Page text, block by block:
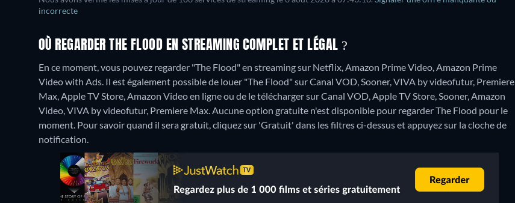
incorrecte
OÙ REGARDER THE FLOOD EN STREAMING COMPLET ET LÉGAL ?
En ce moment, vous pouvez regarder "The Flood" en streaming sur Netflix, Amazon Prime Video, Amazon Prime
Video with Ads. Il est également possible de louer "The Flood" sur Canal VOD, Sooner, VIVA by videofutur, Premiere
Max, Apple TV Store, Amazon Video en ligne ou de le télécharger sur Canal VOD, Apple TV Store, Sooner, Amazon
Video, VIVA by videofutur, Premiere Max.Aucune option gratuite n'est disponible pour regarder The Flood pour le
moment. Pour savoir quand il sera gratuit, cliquez sur 'Gratuit' dans les filtres ci-dessus et appuyez sur la cloche de
notification.